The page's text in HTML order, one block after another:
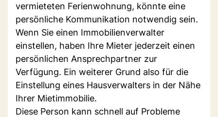
vermieteten Ferienwohnung, könnte eine
persönliche Kommunikation notwendig sein.
Wenn Sie einen Immobilienverwalter
einstellen, haben Ihre Mieter jederzeit einen
persönlichen Ansprechpartner zur
Verfügung. Ein weiterer Grund also für die
Einstellung eines Hausverwalters in der Nähe
Ihrer Mietimmobilie.
Diese Person kann schnell auf Probleme